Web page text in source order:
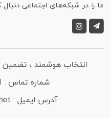
ما را در شبکه‌های اجتماعی دنبال
انتخاب هوشمند ،
شماره تماس :
آدرس ایمیل :